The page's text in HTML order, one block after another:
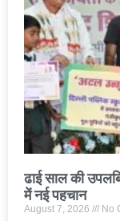
ढाई साल की
में नई पहचान
August 7, 2026 No